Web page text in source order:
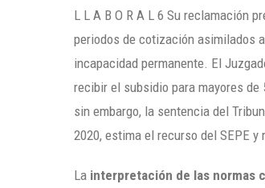
L L A B O R A L 6 Su reclamación
periodos de cotización asimilados
incapacidad permanente. El
recibir el subsidio para mayores
sin embargo, la sentencia del
2020, estima el recurso del SEPE
La interpretación de las normas